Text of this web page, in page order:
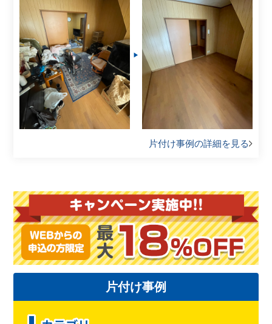
片付け事例の詳細を見る
片付け事例